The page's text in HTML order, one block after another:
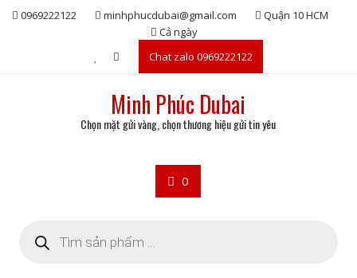
Skip0969222122 minhphucdubai@gmail.com
Quận 10 HCM
Cả ngày
Chat zalo 0969222122
Minh Phúc Dubai
Chọn mặt gửi vàng, chọn thương hiệu gửi tin yêu
0
kiếm
sản